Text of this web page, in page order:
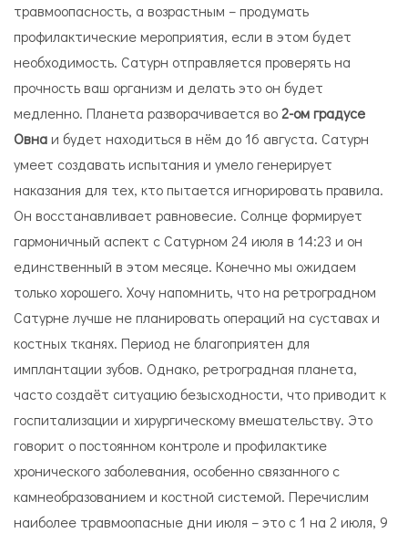
травмоопасность, а возрастным – продумать
профилактические мероприятия, если в этом будет
необходимость. Сатурн отправляется проверять на
прочность ваш организм и делать это он будет
медленно. Планета разворачивается во2-ом градусе
Овнаи будет находиться в нём до 16 августа. Сатурн
умеет создавать испытания и умело генерирует
наказания для тех, кто пытается игнорировать правила.
Он восстанавливает равновесие. Солнце формирует
гармоничный аспект с Сатурном 24 июля в 14:23 и он
единственный в этом месяце. Конечно мы ожидаем
только хорошего. Хочу напомнить, что на ретроградном
Сатурне лучше не планировать операций на суставах и
костных тканях. Период не благоприятен для
имплантации зубов. Однако, ретроградная планета,
часто создаёт ситуацию безысходности, что приводит к
госпитализации и хирургическому вмешательству. Это
говорит о постоянном контроле и профилактике
хронического заболевания, особенно связанного с
камнеобразованием и костной системой. Перечислим
наиболее травмоопасные дни июля – это с 1 на 2 июля, 9